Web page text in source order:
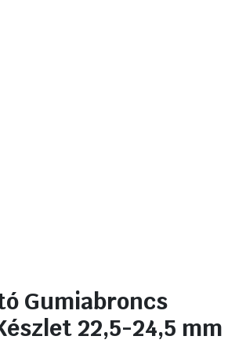
Gumiabroncs
22,5-24,5 mm